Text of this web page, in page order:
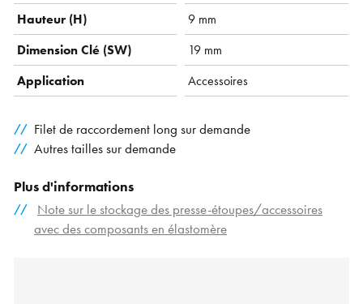
Hauteur (H)
9 mm
Dimension Clé (SW)
19 mm
Application
Accessoires
Filet de raccordement long sur demande
Autres tailles sur demande
Plus d'informations
Note sur le stockage des presse-étoupes/accessoires
avec des composants en élastomère